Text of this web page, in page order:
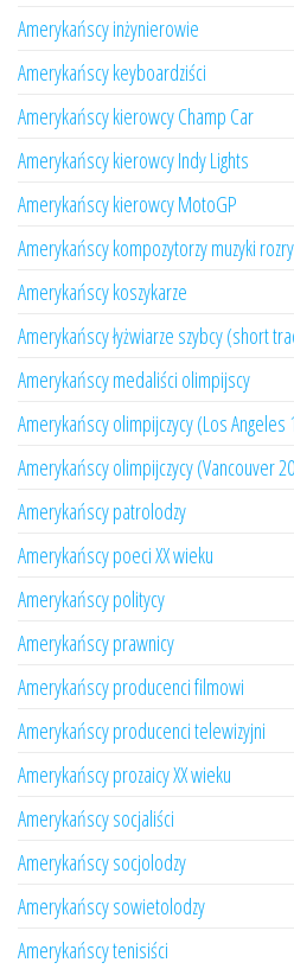
Amerykańscy inżynierowie
Amerykańscy keyboardziści
Amerykańscy kierowcy Champ Car
Amerykańscy kierowcy Indy Lights
Amerykańscy kierowcy MotoGP
Amerykańscy kompozytorzy muzyki
Amerykańscy koszykarze
Amerykańscy łyżwiarze szybcy (short
Amerykańscy medaliści olimpijscy
Amerykańscy olimpijczycy (Los Angeles
Amerykańscy olimpijczycy (Vancouver
Amerykańscy patrolodzy
Amerykańscy poeci XX wieku
Amerykańscy politycy
Amerykańscy prawnicy
Amerykańscy producenci filmowi
Amerykańscy producenci telewizyjni
Amerykańscy prozaicy XX wieku
Amerykańscy socjaliści
Amerykańscy socjolodzy
Amerykańscy sowietolodzy
Amerykańscy tenisiści